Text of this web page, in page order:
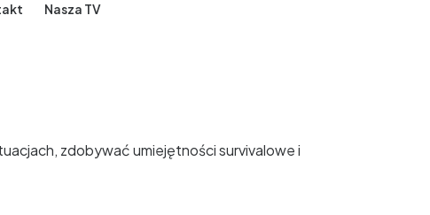
Nasza TV
zdobywać umiejętności survivalowe i